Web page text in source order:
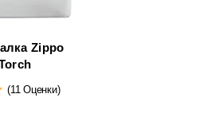
Zippo
(11 Оценки)